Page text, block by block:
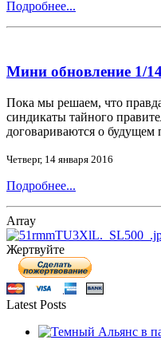
Подробнее...
Мини обновление 1/
Пока мы решаем, что
синдикаты тайного
договариваются о будущем
Четверг, 14 января 2016
Подробнее...
Array
Жертвуйте
Latest Posts